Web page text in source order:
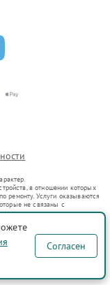
в отношении которых
ремонту. Услуги оказываются
не связаны с
оборот в соответствии
услуг или введения
услугах по
определяемой
Согласен